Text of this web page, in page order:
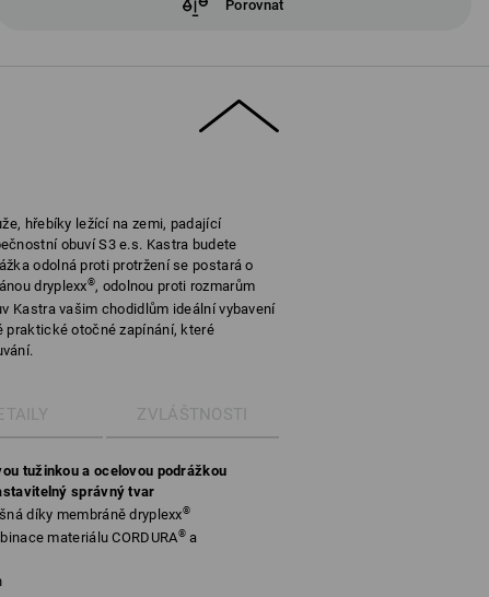
Porovnat
hřebíky ležící na zemi, padající
obuví S3 e.s. Kastra budete
odolná proti protržení se postará o
dryplexx®, odolnou proti rozmarům
Kastra vašim chodidlům ideální vybavení
praktické otočné zapínání, které
ZVLÁŠTNOSTI
tužinkou a ocelovou podrážkou
správný tvar
díky membráně dryplexx®
materiálu CORDURA®a